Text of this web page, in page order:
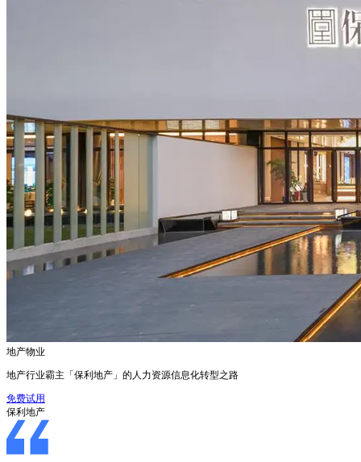
地产物业
地产行业霸主「保利地产」的人力资源信息化转型之路
免费试用
保利地产